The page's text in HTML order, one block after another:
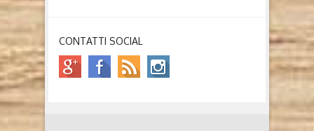
CONTATTI SOCIAL